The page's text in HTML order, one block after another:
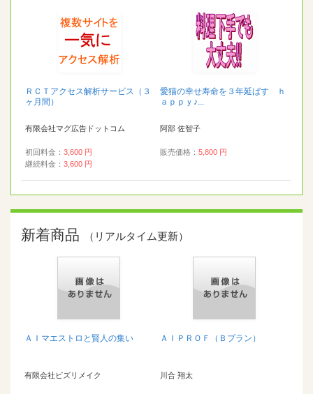
ＲＣＴアクセス解析サービス（３
ヶ月間）
有限会社マグ広告ドットコム
初回料金： 3,600 円
継続料金： 3,600 円
愛猫の幸せ寿命を３年延ばす ｈ
ａｐｐｙ♪...
阿部 佐智子
販売価格： 5,800 円
新着商品 （リアルタイム更新）
ＡＩマエストロと賢人の集い
有限会社ビズリメイク
ＡＩＰＲＯＦ（Ｂプラン）
川合 翔太